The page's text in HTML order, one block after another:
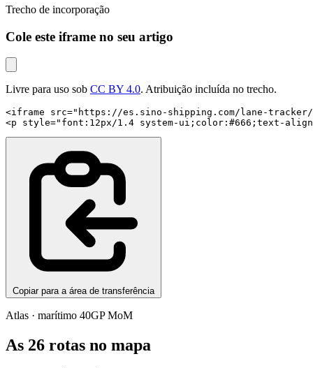
Trecho de incorporação
Cole este iframe no seu artigo
Livre para uso sob CC BY 4.0. Atribuição incluída no trecho.
<iframe src="https://es.sino-shipping.com/lane-tracker/
<p style="font:12px/1.4 system-ui;color:#666;text-
Copiar para a área de transferência
Atlas · marítimo 40GP MoM
As 26 rotas no mapa